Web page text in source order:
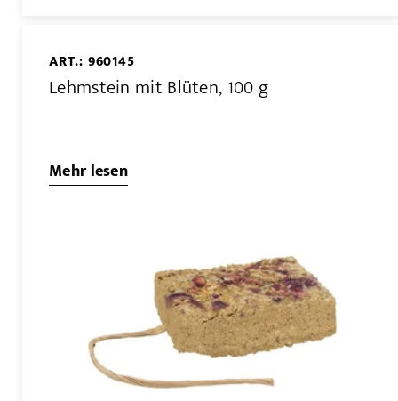
ART.: 960145
Lehmstein mit Blüten, 100 g
Mehr lesen